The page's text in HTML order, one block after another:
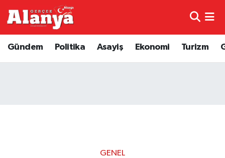
Gündem Politika Asayiş Ekonomi Turizm
GENEL
Genel
Trafik Durumu